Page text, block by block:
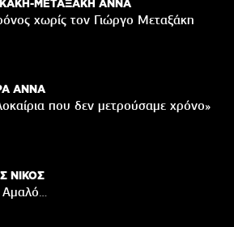
ΜΕΤΑΞΑΚΗ ΑΝΝΑ
χωρίς τον Γιώργο Μεταξάκη
ΑΝΝΑ
που δεν μετρούσαμε χρόνο»
ΝΙΚΟΣ
Αμαλό…